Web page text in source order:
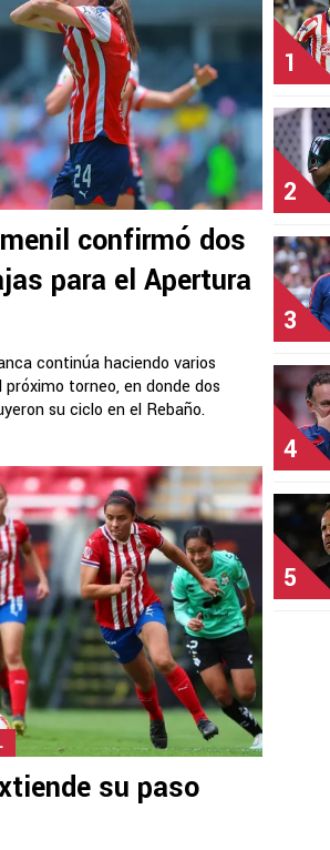
confirmó dos
para el Apertura
continúa haciendo varios
torneo, en donde dos
su ciclo en el Rebaño.
su paso
1
2
3
4
5